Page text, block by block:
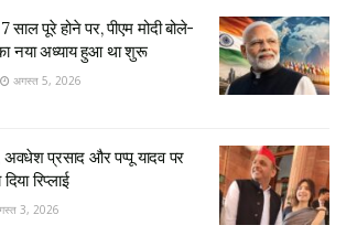
370 हटने के 7 साल पूरे होने पर, पीएम मोदी बोले-
कश्मीर में विकास का नया अध्याय हुआ था शुरू
3, 2026
पूरे होने पर, पीएम मोदी बोले-
नया अध्याय हुआ था शुरू
अगस्त 5, 2026
अवधेश प्रसाद और पप्पू यादव पर
रिप्लाई
3, 2026